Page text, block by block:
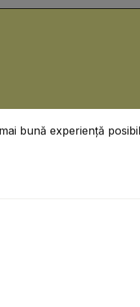
experiență posibilă.
bună experiență